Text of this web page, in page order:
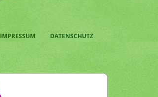
IMPRESSUM DATENSCHUTZ